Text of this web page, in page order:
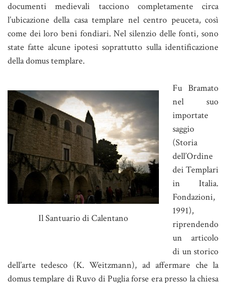
documenti medievali tacciono completamente circa
l’ubicazione della casa templare nel centro peuceta, così
come dei loro beni fondiari. Nel silenzio delle fonti, sono
state fatte alcune ipotesi soprattutto sulla identificazione
della domus templare.
Il Santuario di Calentano
Fu Bramato
nel suo
importate
saggio
(Storia
dell’Ordine
dei Templari
in Italia.
Fondazioni,
1991),
riprendendo
un articolo
di un storico
dell’arte tedesco (K. Weitzmann), ad affermare che la
domus templare di Ruvo di Puglia forse era presso la chiesa